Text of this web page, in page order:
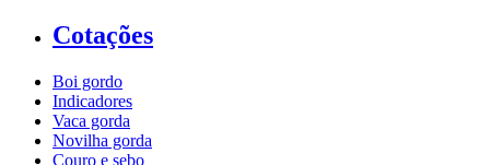
Cotações
Boi gordo
Indicadores
Vaca gorda
Novilha gorda
Couro e sebo